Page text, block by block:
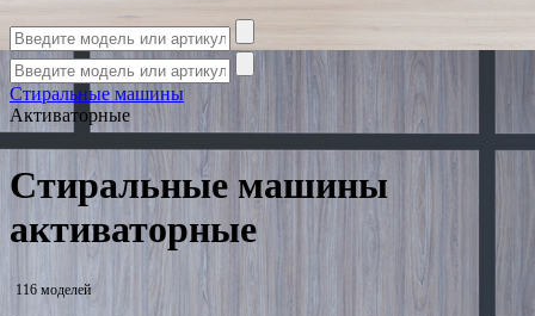
Стиральные машины
Активаторные
Стиральные машины
активаторные
116 моделей